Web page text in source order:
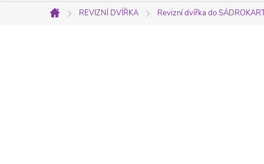
Domů
REVIZNÍ DVÍŘKA Revizní dvířka do